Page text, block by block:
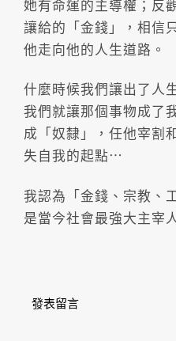
她有命運的主導權；反
讓給的「金錢」，相信
他走向他的人生道路。
什麼時候我們讓出了人
我們就讓那個事物成了
成「奴隸」，任他宰割
失自我的起點⋯
我認為「金錢、宗教、
是當今社會最強大主宰
發表留言